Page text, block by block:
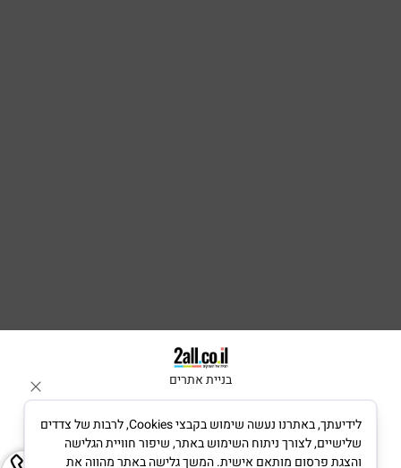
בניית אתרים
לידיעתך, באתרנו נעשה שימוש בקבצי Cookies, לרבות של צדדים
שלישיים, לצורך ניתוח השימוש באתר, שיפור חוויית הגלישה
והצגת פרסום מותאם אישית. המשך גלישה באתר מהווה את